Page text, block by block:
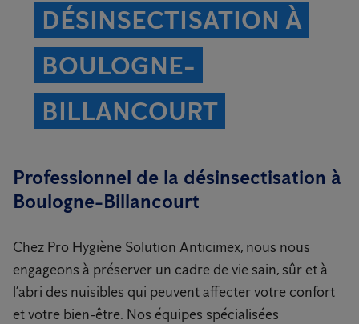
DÉSINSECTISATION À
BOULOGNE-
BILLANCOURT
Professionnel de la désinsectisation à
Boulogne-Billancourt
Chez Pro Hygiène Solution Anticimex, nous nous
engageons à préserver un cadre de vie sain, sûr et à
l’abri des nuisibles qui peuvent affecter votre confort
et votre bien-être. Nos équipes spécialisées